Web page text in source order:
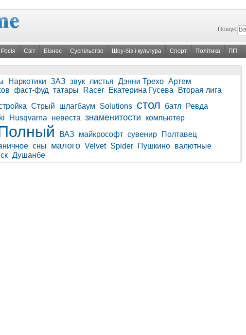
Пошук
Росія Світ Бізнес Суспільство Шоу-біз і культура Спорт Політика ПП
Наркотики ЗАЗ звук листья Дэнни Трехо Артем
фаст-фуд татары Racer Екатерина Гусева Вторая лига
Стрый шлагбаум Solutions стол батл
Ревда
Husqvarna невеста знаменитости
компьютер
ВАЗ майкрософт сувенир
Полтавец
сны малого Velvet Spider Пушкино валютные
Душанбе